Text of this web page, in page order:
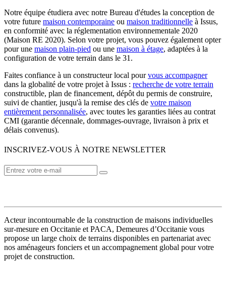
Notre équipe étudiera avec notre Bureau d'études la conception de
votre future maison contemporaine ou maison traditionnelle à Issus,
en conformité avec la réglementation environnementale 2020
(Maison RE 2020). Selon votre projet, vous pouvez également opter
pour une maison plain-pied ou une maison à étage, adaptées à la
configuration de votre terrain dans le 31.
Faites confiance à un constructeur local pourvous accompagner
dans la globalité de votre projet à Issus : recherche de votre terrain
constructible, plan de financement, dépôt du permis de construire,
suivi de chantier, jusqu'à la remise des clés de votre maison
entièrement personnalisée, avec toutes les garanties liées au contrat
CMI (garantie décennale, dommages-ouvrage, livraison à prix et
délais convenus).
INSCRIVEZ-VOUS À NOTRE NEWSLETTER
Acteur incontournable de la construction de maisons individuelles
sur-mesure en Occitanie et PACA, Demeures d’Occitanie vous
propose un large choix de terrains disponibles en partenariat avec
nos aménageurs fonciers et un accompagnement global pour votre
projet de construction.